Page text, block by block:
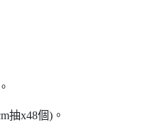
抽x48個)。